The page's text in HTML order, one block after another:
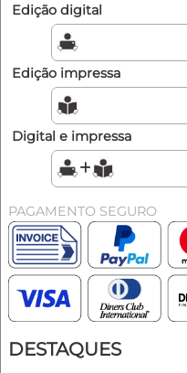
Edição digital
Edição impressa
Digital e impressa
PAGAMENTO SEGURO
DESTAQUES